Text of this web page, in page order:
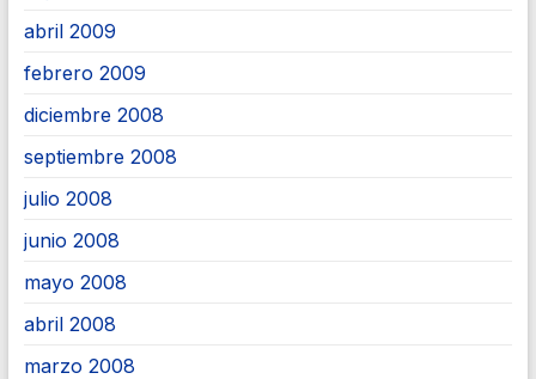
abril 2009
febrero 2009
diciembre 2008
septiembre 2008
julio 2008
junio 2008
mayo 2008
abril 2008
marzo 2008